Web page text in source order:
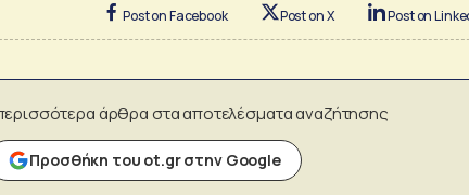
Post on Facebook Post on X Post on
άρθρα στα αποτελέσματα αναζήτησης
Προσθήκη του ot.gr στην Google